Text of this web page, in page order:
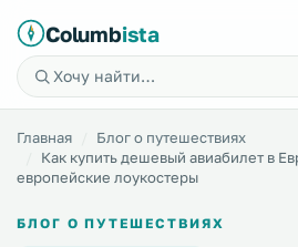
Columbista
Главная
Блог о путешествиях
Как купить дешевый авиабилет в
европейские лоукостеры
БЛОГ О ПУТЕШЕСТВИЯХ